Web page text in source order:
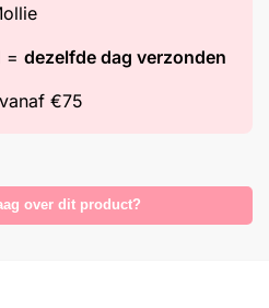
= dezelfde dag verzonden
vanaf €75
over dit product?